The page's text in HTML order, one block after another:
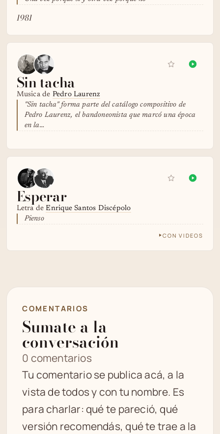
1981
Sin tacha
Musica de Pedro Laurenz
"Sin tacha" forma parte del catálogo compositivo de
Pedro Laurenz, el bandoneonista que marcó una época
en la…
Esperar
Letra deEnrique Santos Discépolo
Pienso
CON VIDEOS
COMENTARIOS
Sumate a la
conversación
0 comentarios
Tu comentario se publica acá, a la
vista de todos y con tu nombre. Es
para charlar: qué te pareció, qué
versión recomendás, qué te trae a la